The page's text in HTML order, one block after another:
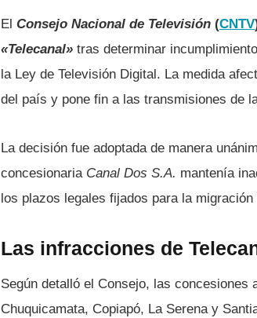
El Consejo Nacional de Televisión (CNTV
«Telecanal» tras determinar
la Ley de Televisión Digital. La medida
del país y pone fin a las transmisiones de
La decisión fue adoptada de manera
concesionaria Canal Dos S.A. mantenía
los plazos legales fijados para la
Las infracciones de
Según detalló el Consejo, las concesiones
Chuquicamata, Copiapó, La Serena y